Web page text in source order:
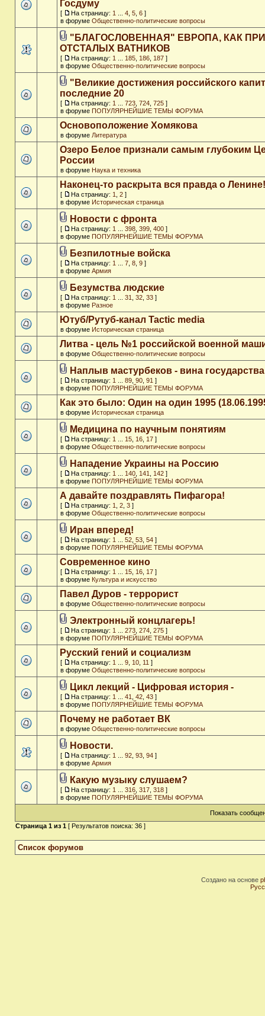
Госдуму
[ На страницу: 1 4 5 6 ]
в форуме Общественно-политические вопросы
"БЛАГОСЛОВЕННАЯ" ЕВРОПА, КАК
ОТСТАЛЫХ ВАТНИКОВ
[ На страницу: 1 185 186 187 ]
в форуме Общественно-политические вопросы
"Великие достижения российского
последние 20
[ На страницу: 1 723 724 725 ]
в форуме ПОПУЛЯРНЕЙШИЕ ТЕМЫ ФОРУМА
Основоположение Хомякова
в форуме Литература
Озеро Белое признали самым глубоким
России
в форуме Наука и техника
Наконец-то раскрыта вся правда о Ленине!
[ На страницу: 1 2 ]
в форуме Историческая страница
Новости с фронта
[ На страницу: 1 398 399 400 ]
в форуме ПОПУЛЯРНЕЙШИЕ ТЕМЫ ФОРУМА
Безпилотные войска
[ На страницу: 1 7 8 9 ]
в форуме Армия
Безумства людские
[ На страницу: 1 31 32 33 ]
в форуме Разное
Ютуб/Рутуб-канал Tactic media
в форуме Историческая страница
Литва - цель №1 российской военной
в форуме Общественно-политические вопросы
Наплыв мастурбеков - вина государства
[ На страницу: 1 89 90 91 ]
в форуме ПОПУЛЯРНЕЙШИЕ ТЕМЫ ФОРУМА
Как это было: Один на один 1995
в форуме Историческая страница
Медицина по научным понятиям
[ На страницу: 1 15 16 17 ]
в форуме Общественно-политические вопросы
Нападение Украины на Россию
[ На страницу: 1 140 141 142 ]
в форуме ПОПУЛЯРНЕЙШИЕ ТЕМЫ ФОРУМА
А давайте поздравлять Пифагора!
[ На страницу: 1 2 3 ]
в форуме Общественно-политические вопросы
Иран вперед!
[ На страницу: 1 52 53 54 ]
в форуме ПОПУЛЯРНЕЙШИЕ ТЕМЫ ФОРУМА
Современное кино
[ На страницу: 1 15 16 17 ]
в форуме Культура и искусство
Павел Дуров - террорист
в форуме Общественно-политические вопросы
Электронный концлагерь!
[ На страницу: 1 273 274 275 ]
в форуме ПОПУЛЯРНЕЙШИЕ ТЕМЫ ФОРУМА
Русский гений и социализм
[ На страницу: 1 9 10 11 ]
в форуме Общественно-политические вопросы
Цикл лекций - Цифровая история -
[ На страницу: 1 41 42 43 ]
в форуме ПОПУЛЯРНЕЙШИЕ ТЕМЫ ФОРУМА
Почему не работает ВК
в форуме Общественно-политические вопросы
Новости.
[ На страницу: 1 92 93 94 ]
в форуме Армия
Какую музыку слушаем?
[ На страницу: 1 316 317 318 ]
в форуме ПОПУЛЯРНЕЙШИЕ ТЕМЫ ФОРУМА
Показать
Страница 1 из 1 [ Результатов поиска: 36 ]
Список форумов
Создано на основе